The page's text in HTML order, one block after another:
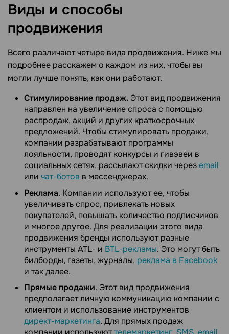
Виды и способы
продвижения
Всего различают четыре вида продвижения. Ниже мы
подробнее расскажем о каждом из них, чтобы вы
могли лучше понять, как они работают.
Стимулирование продаж. Этот вид продвижения
направлен на увеличение спроса с помощью
распродаж, акций и других краткосрочных
предложений. Чтобы стимулировать продажи,
компании разрабатывают программы
лояльности, проводят конкурсы и гивэвеи в
социальных сетях, рассылают скидки черезemail
или чат-ботов в мессенджерах.
Реклама. Компании используют ее, чтобы
увеличивать спрос, привлекать новых
покупателей, повышать количество подписчиков
и многое другое. Для реализации этого вида
продвижения бренды используют разные
инструменты ATL- и BTL-рекламы. Это могут быть
билборды, газеты, журналы, реклама в Facebook
и так далее.
Прямые продажи. Этот вид продвижения
предполагает личную коммуникацию компании с
клиентом и использование инструментов
директ-маркетинга. Для прямых продаж